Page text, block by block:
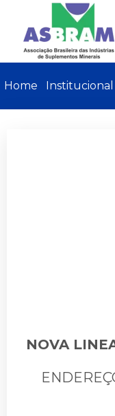
Home Institucional
NOVA